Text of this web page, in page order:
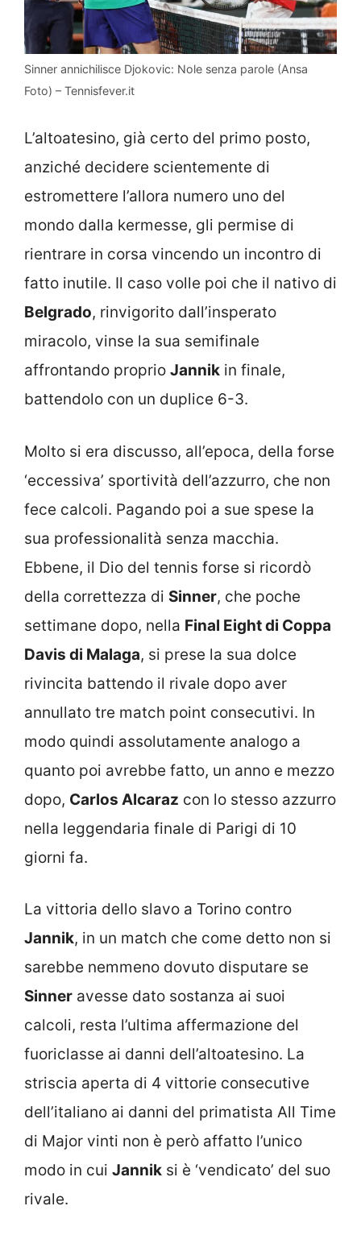
Sinner annichilisce Djokovic: Nole senza parole (Ansa
Foto) – Tennisfever.it
L’altoatesino, già certo del primo posto,
anziché decidere scientemente di
estromettere l’allora numero uno del
mondo dalla kermesse, gli permise di
rientrare in corsa vincendo un incontro di
fatto inutile. Il caso volle poi che il nativo di
Belgrado, rinvigorito dall’insperato
miracolo, vinse la sua semifinale
affrontando proprio Jannik in finale,
battendolo con un duplice 6-3.
Molto si era discusso, all’epoca, della forse
‘eccessiva’ sportività dell’azzurro, che non
fece calcoli. Pagando poi a sue spese la
sua professionalità senza macchia.
Ebbene, il Dio del tennis forse si ricordò
della correttezza di Sinner, che poche
settimane dopo, nella Final Eight di Coppa
Davis di Malaga, si prese la sua dolce
rivincita battendo il rivale dopo aver
annullato tre match point consecutivi. In
modo quindi assolutamente analogo a
quanto poi avrebbe fatto, un anno e mezzo
dopo, Carlos Alcaraz con lo stesso azzurro
nella leggendaria finale di Parigi di 10
giorni fa.
La vittoria dello slavo a Torino contro
Jannik, in un match che come detto non si
sarebbe nemmeno dovuto disputare se
Sinner avesse dato sostanza ai suoi
calcoli, resta l’ultima affermazione del
fuoriclasse ai danni dell’altoatesino. La
striscia aperta di 4 vittorie consecutive
dell’italiano ai danni del primatista All Time
di Major vinti non è però affatto l’unico
modo in cui Jannik si è ‘vendicato’ del suo
rivale.